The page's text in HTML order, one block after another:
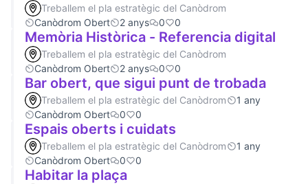
Treballem el pla estratègic del Canòdrom
Canòdrom Obert
2 anys 0 0
Memòria Històrica - Referencia digital
Treballem el pla estratègic del Canòdrom
Canòdrom Obert
2 anys 0 0
Bar obert, que sigui punt de trobada
Treballem el pla estratègic del Canòdrom
1 any
Canòdrom Obert
0 0
Espais oberts i cuidats
Treballem el pla estratègic del Canòdrom
1 any
Canòdrom Obert
0 0
Habitar la plaça